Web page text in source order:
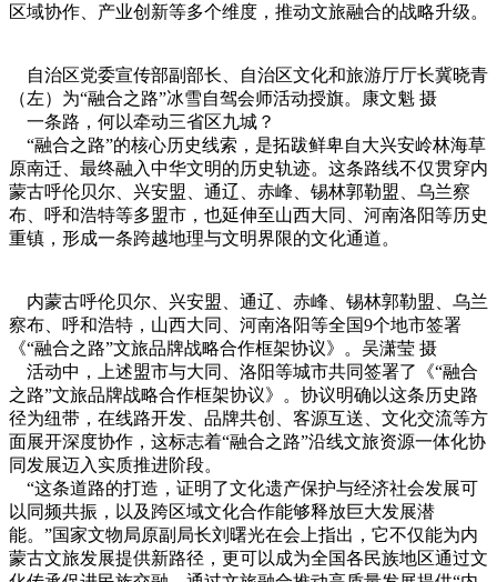
区域协作、产业创新等多个维度，推动文旅融合的战略升级。
自治区党委宣传部副部长、自治区文化和旅游厅厅长冀晓青
（左）为“融合之路”冰雪自驾会师活动授旗。康文魁 摄
一条路，何以牵动三省区九城？
“融合之路”的核心历史线索，是拓跋鲜卑自大兴安岭林海草
原南迁、最终融入中华文明的历史轨迹。这条路线不仅贯穿内
蒙古呼伦贝尔、兴安盟、通辽、赤峰、锡林郭勒盟、乌兰察
布、呼和浩特等多盟市，也延伸至山西大同、河南洛阳等历史
重镇，形成一条跨越地理与文明界限的文化通道。
内蒙古呼伦贝尔、兴安盟、通辽、赤峰、锡林郭勒盟、乌兰
察布、呼和浩特，山西大同、河南洛阳等全国9个地市签署
《“融合之路”文旅品牌战略合作框架协议》。吴潇莹 摄
活动中，上述盟市与大同、洛阳等城市共同签署了《“融合
之路”文旅品牌战略合作框架协议》。协议明确以这条历史路
径为纽带，在线路开发、品牌共创、客源互送、文化交流等方
面展开深度协作，这标志着“融合之路”沿线文旅资源一体化协
同发展迈入实质推进阶段。
“这条道路的打造，证明了文化遗产保护与经济社会发展可
以同频共振，以及跨区域文化合作能够释放巨大发展潜
能。”国家文物局原副局长刘曙光在会上指出，它不仅能为内
蒙古文旅发展提供新路径，更可以成为全国各民族地区通过文